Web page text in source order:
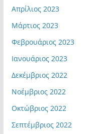
Απρίλιος 2023
Μάρτιος 2023
Φεβρουάριος 2023
Ιανουάριος 2023
Δεκέμβριος 2022
Νοέμβριος 2022
Οκτώβριος 2022
Σεπτέμβριος 2022